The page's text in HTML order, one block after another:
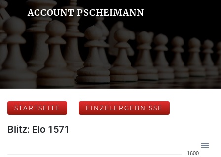
ACCOUNT PSCHEIMANN
STARTSEITE EINZELERGEBNISSE
Blitz: Elo 1571
1600